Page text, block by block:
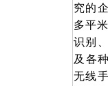
究的
多平
识别
及各
无线